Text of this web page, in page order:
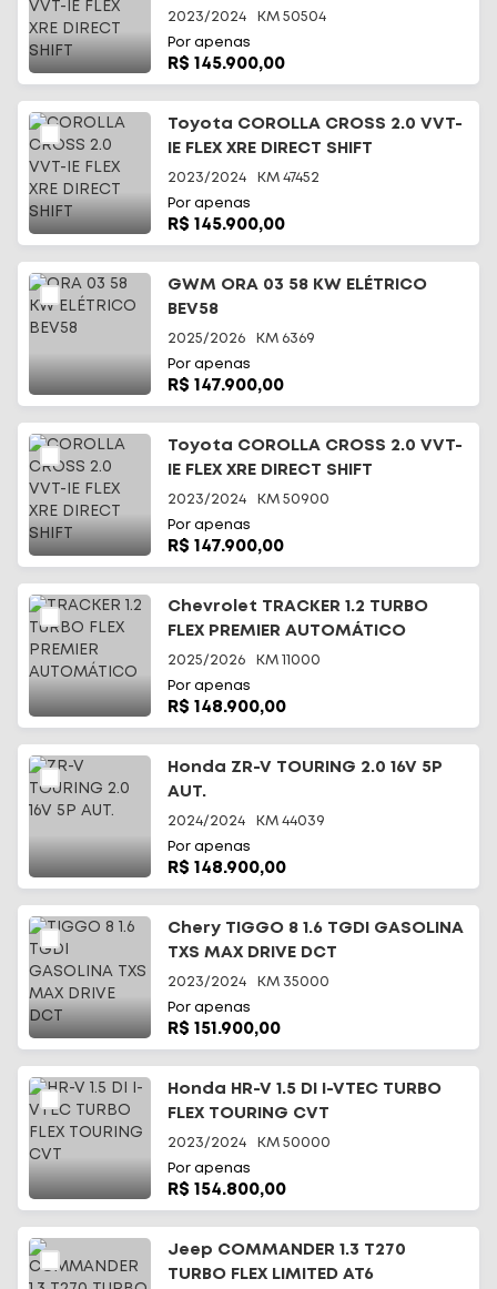
2023/2024 KM 50504
Por apenas
R$ 145.900,00
Toyota COROLLA CROSS 2.0 VVT-
IE FLEX XRE DIRECT SHIFT
2023/2024 KM 47452
Por apenas
R$ 145.900,00
GWM ORA 03 58 KW ELÉTRICO
BEV58
2025/2026 KM 6369
Por apenas
R$ 147.900,00
Toyota COROLLA CROSS 2.0 VVT-
IE FLEX XRE DIRECT SHIFT
2023/2024 KM 50900
Por apenas
R$ 147.900,00
Chevrolet TRACKER 1.2 TURBO
FLEX PREMIER AUTOMÁTICO
2025/2026 KM 11000
Por apenas
R$ 148.900,00
Honda ZR-V TOURING 2.0 16V 5P
AUT.
2024/2024 KM 44039
Por apenas
R$ 148.900,00
Chery TIGGO 8 1.6 TGDI GASOLINA
TXS MAX DRIVE DCT
2023/2024 KM 35000
Por apenas
R$ 151.900,00
Honda HR-V 1.5 DI I-VTEC TURBO
FLEX TOURING CVT
2023/2024 KM 50000
Por apenas
R$ 154.800,00
Jeep COMMANDER 1.3 T270
TURBO FLEX LIMITED AT6